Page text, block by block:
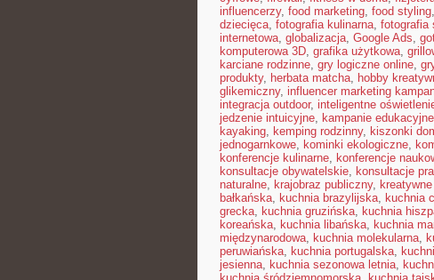
influencerzy, food marketing, food styling,
dziecięca, fotografia kulinarna, fotografia
internetowa, globalizacja, Google Ads,
komputerowa 3D, grafika użytkowa,
karciane rodzinne, gry logiczne online,
produkty, herbata matcha, hobby
glikemiczny, influencer marketing
integracja outdoor, inteligentne
jedzenie intuicyjne, kampanie edukacyjne
kayaking, kemping rodzinny, kiszonki
jednogarnkowe, kominki ekologiczne,
konferencje kulinarne, konferencje
konsultacje obywatelskie, konsultacje
naturalne, krajobraz publiczny,
bałkańska, kuchnia brazylijska, kuchnia
grecka, kuchnia gruzińska, kuchnia
koreańska, kuchnia libańska, kuchnia
międzynarodowa, kuchnia molekularna,
peruwiańska, kuchnia portugalska,
jesienna, kuchnia sezonowa letnia,